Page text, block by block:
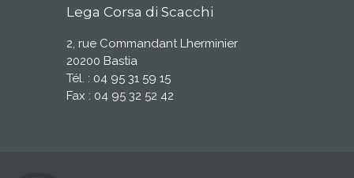
Lega Corsa di Scacchi
2, rue Commandant Lherminier
20200 Bastia
Tél. : 04 95 31 59 15
Fax : 04 95 32 52 42